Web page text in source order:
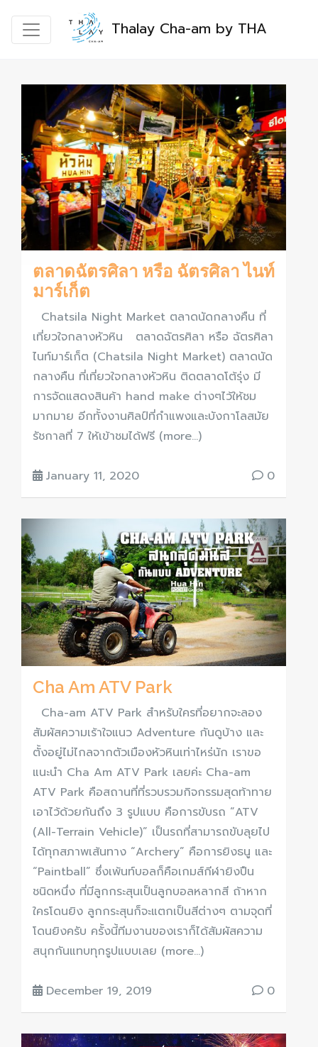
Thalay Cha-am by THA
ตลาดฉัตรศิลา หรือ ฉัตรศิลา ไนท์
มาร์เก็ต
Chatsila Night Market ตลาดนัดกลางคืน ที่
เที่ยวใจกลางหัวหิน ตลาดฉัตรศิลา หรือ ฉัตรศิลา
ไนท์มาร์เก็ต (Chatsila Night Market) ตลาดนัด
กลางคืน ที่เที่ยวใจกลางหัวหิน ติดตลาดโต้รุ่ง มี
การจัดแสดงสินค้า hand make ต่างๆไว้ให้ชม
มากมาย อีกทั้งงานศิลป์ที่กำแพงและบังกาโลสมัย
รัชกาลที่ 7 ให้เข้าชมได้ฟรี (more…)
January 11, 2020 0
Cha Am ATV Park
Cha-am ATV Park สำหรับใครที่อยากจะลอง
สัมผัสความเร้าใจแนว Adventure กันดูบ้าง และ
ตั้งอยู่ไม่ไกลจากตัวเมืองหัวหินเท่าไหร่นัก เราขอ
แนะนำ Cha Am ATV Park เลยค่ะ Cha-am
ATV Park คือสถานที่ที่รวบรวมกิจกรรมสุดท้าทาย
เอาไว้ด้วยกันถึง 3 รูปแบบ คือการขับรถ “ATV
(All-Terrain Vehicle)” เป็นรถที่สามารถขับลุยไป
ได้ทุกสภาพเส้นทาง “Archery” คือการยิงธนู และ
“Paintball” ซึ่งเพ้นท์บอลก็คือเกมส์กีฬายิงปืน
ชนิดหนึ่ง ที่มีลูกกระสุนเป็นลูกบอลหลากสี ถ้าหาก
ใครโดนยิง ลูกกระสุนก็จะแตกเป็นสีต่างๆ ตามจุดที่
โดนยิงครับ ครั้งนี้ทีมงานของเราก็ได้สัมผัสความ
สนุกกันแทบทุกรูปแบบเลย (more…)
December 19, 2019 0